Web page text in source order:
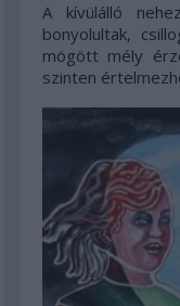
A kívülálló
bonyolultak,
mögött mély
szinten